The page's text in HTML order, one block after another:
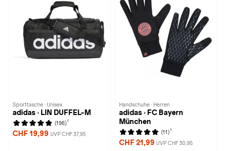
Sporttasche · Unisex
adidas · LIN DUFFEL-M
(196) 1
CHF 19,99 UVP CHF 37,95
Handschuhe · Herren
adidas · FC Bayern
München
(11) 1
CHF 21,99 UVP CHF 30,95